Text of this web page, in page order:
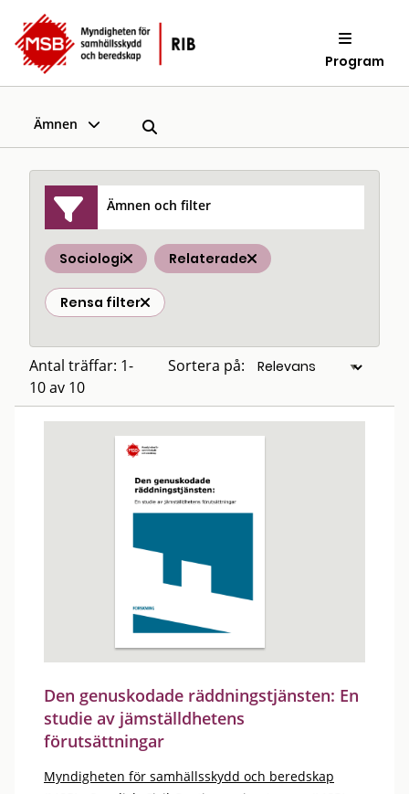
Program
Ämnen
Ämnen och filter
Sociologi Relaterade
Rensa filter
Antal träffar: 1-
10 av 10
Sortera på:
Den genuskodade räddningstjänsten: En
studie av jämställdhetens
förutsättningar
Myndigheten för samhällsskydd och beredskap